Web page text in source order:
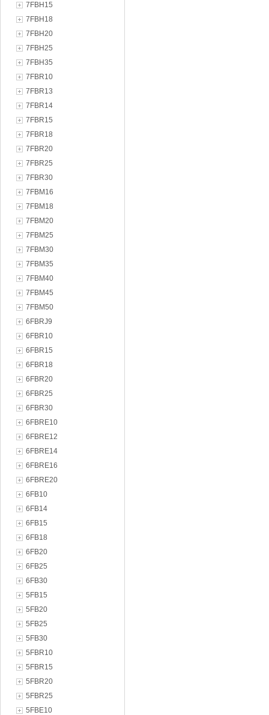
7FBH15
7FBH18
7FBH20
7FBH25
7FBH35
7FBR10
7FBR13
7FBR14
7FBR15
7FBR18
7FBR20
7FBR25
7FBR30
7FBM16
7FBM18
7FBM20
7FBM25
7FBM30
7FBM35
7FBM40
7FBM45
7FBM50
6FBRJ9
6FBR10
6FBR15
6FBR18
6FBR20
6FBR25
6FBR30
6FBRE10
6FBRE12
6FBRE14
6FBRE16
6FBRE20
6FB10
6FB14
6FB15
6FB18
6FB20
6FB25
6FB30
5FB15
5FB20
5FB25
5FB30
5FBR10
5FBR15
5FBR20
5FBR25
5FBE10